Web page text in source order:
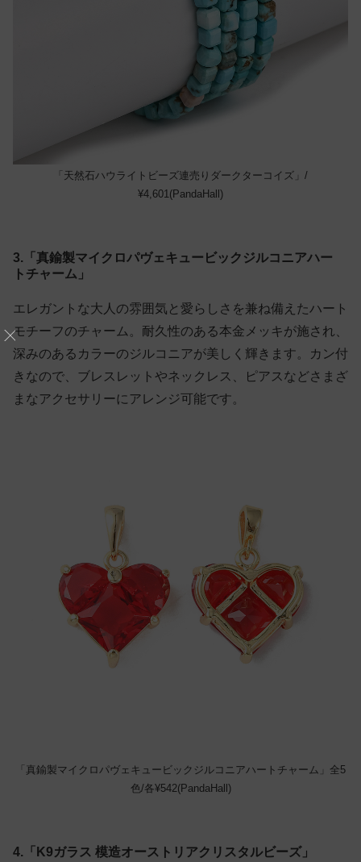
「天然石ハウライトビーズ連売りダークターコイズ」/
¥4,601(PandaHall)
3.「真鍮製マイクロパヴェキュービックジルコニアハー
トチャーム」
エレガントな大人の雰囲気と愛らしさを兼ね備えたハート
モチーフのチャーム。耐久性のある本金メッキが施され、
深みのあるカラーのジルコニアが美しく輝きます。カン付
きなので、ブレスレットやネックレス、ピアスなどさまざ
まなアクセサリーにアレンジ可能です。
「真鍮製マイクロパヴェキュービックジルコニアハートチャーム」全5
色/各¥542(PandaHall)
4.「K9ガラス 模造オーストリアクリスタルビーズ」